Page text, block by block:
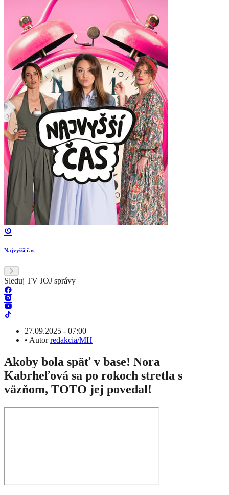
Najvyšší čas
Sleduj TV JOJ správy
27.09.2025 - 07:00
• Autorredakcia/MH
Akoby bola späť v base! Nora
Kabrheľová sa po rokoch stretla s
väzňom, TOTO jej povedal!